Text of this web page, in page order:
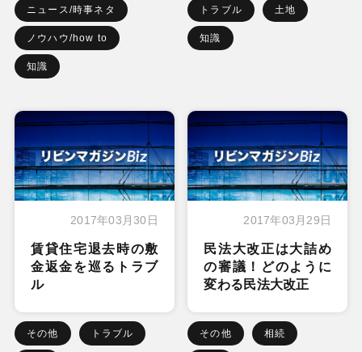
ニュース/時事ネタ
ノウハウ/how to
知識
トラブル 土地
知識
2017年03月30日
賃貸住宅退去時の敷
金返金を巡るトラブ
ル
その他 トラブル
2017年03月29日
民法大改正は大詰め
の審議！どのように
変わる民法大改正
その他 相続